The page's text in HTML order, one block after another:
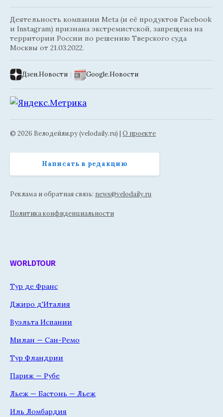
Деятельность компании Meta (и её продуктов Facebook
и Instagram) признана экстремистской, запрещена на
территории России по решению Тверского суда
Москвы от 21.03.2022.
Дзен.Новости | Google.Новости
© 2026 Велодейли.ру (velodaily.ru) | О проекте
Написать в редакцию
Реклама и обратная связь: news@velodaily.ru
Политика конфиденциальности
WORLDTOUR
Тур де Франс
Джиро д'Италия
Вуэльта Испании
Милан — Сан-Ремо
Тур Фландрии
Париж — Рубе
Льеж — Бастонь — Льеж
Иль Ломбардия